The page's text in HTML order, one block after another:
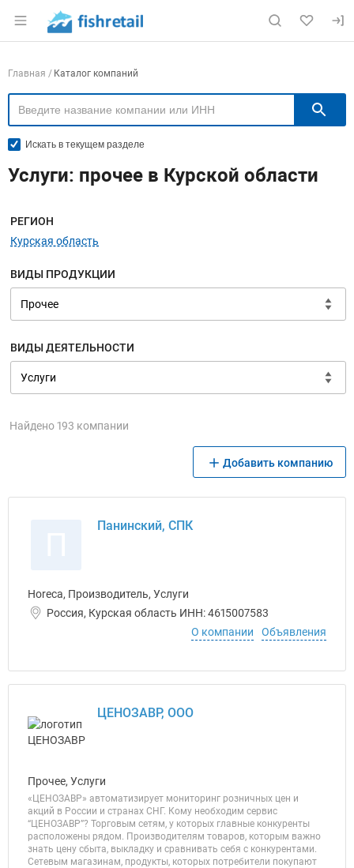
Раздел навигации по сайту fishretail.ru
Навигация по компаниям
Главная Каталог компаний
Искать в текущем разделе
Услуги: прочее в Курской области
Меню навигации
РЕГИОН
Курская область
ВИДЫ ПРОДУКЦИИ
ВИДЫ ДЕЯТЕЛЬНОСТИ
Найдено 193 компании
Добавить компанию
Панинский, СПК
Horeca, Производитель, Услуги
Россия, Курская область ИНН: 4615007583
О компании
Объявления
ЦЕНОЗАВР, ООО
Прочее, Услуги
«ЦЕНОЗАВР» автоматизирует мониторинг розничных цен и
акций в России и странах СНГ. Кому необходим сервис
“ЦЕНОЗАВР”? Торговым сетям, у которых главные конкуренты
расположены рядом. Производителям товаров, которым важно
знать цену сбыта, выкладку и сравнивать себя с конкурентами.
Сетевым магазинам, продукты, которых потребители покупают